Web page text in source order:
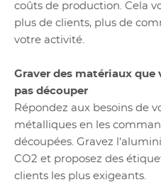
coûts de production. Cela
plus de clients, plus de
votre activité.
Graver des matériaux
pas découper
Répondez aux besoins de
métalliques en les
découpées. Gravez
CO2 et proposez des
clients les plus exigeants.